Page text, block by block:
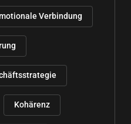
Verbindung
Kohärenz